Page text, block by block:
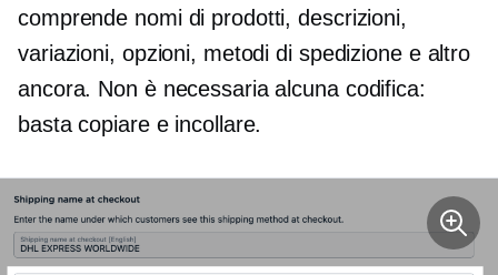
comprende nomi di prodotti, descrizioni,
variazioni, opzioni, metodi di spedizione e altro
ancora. Non è necessaria alcuna codifica:
basta copiare e incollare.